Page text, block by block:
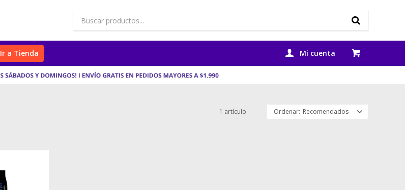
Ir a Tienda
1 artículo Recomendados